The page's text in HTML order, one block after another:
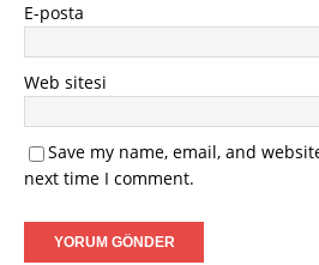
E-posta
Web sitesi
Save my name, email, and
next time I comment.